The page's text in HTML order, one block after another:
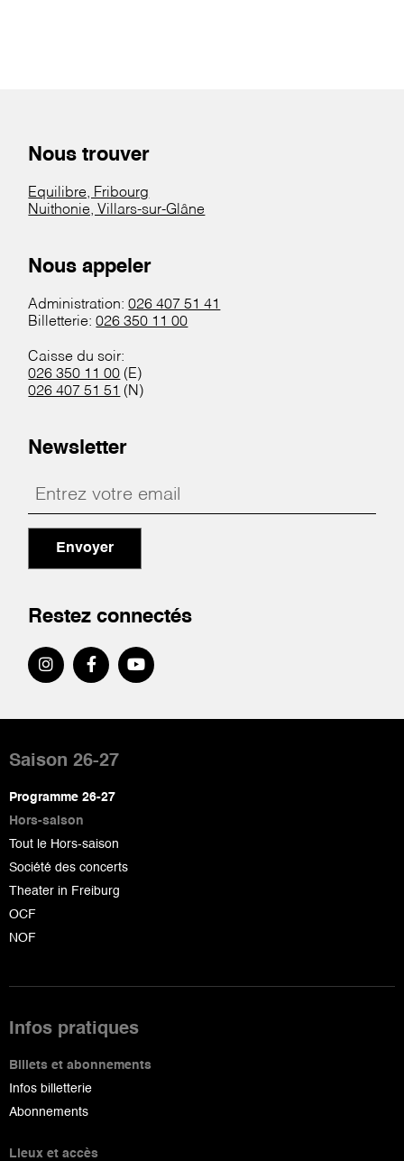
Nous trouver
Equilibre, Fribourg
Nuithonie, Villars-sur-Glâne
Nous appeler
Administration:026 407 51 41
Billetterie:026 350 11 00
Caisse du soir:
026 350 11 00 (E)
026 407 51 51 (N)
Newsletter
Envoyer
Restez connectés
de
page
Saison 26-27
Programme 26-27
Hors-saison
Tout le Hors-saison
Société des concerts
Theater in Freiburg
OCF
NOF
Infos pratiques
Billets et abonnements
Infos billetterie
Abonnements
Lieux et accès